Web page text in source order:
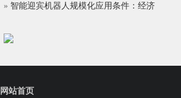
» 智能迎宾机器人规模化应用条件：经济
网站首页